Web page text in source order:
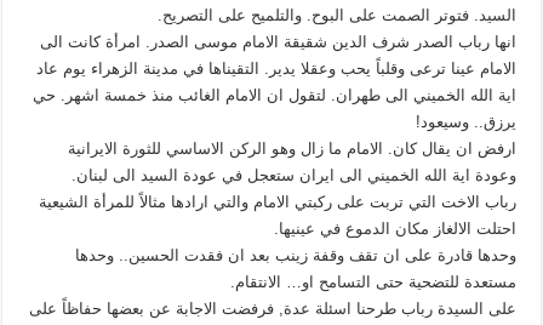
السيد. فتوتر الصمت على البوح. والتلميح على التصريح.
انها رباب الصدر شرف الدين شقيقة الامام موسى الصدر. امرأة كانت الى
الامام عينا ترعى وقلباً يحب وعقلا يدير. التقيناها في مدينة الزهراء يوم عاد
اية الله الخميني الى طهران. لتقول ان الامام الغائب منذ خمسة اشهر. حي
يرزق.. وسيعود!
ارفض ان يقال كان. الامام ما زال وهو الركن الاساسي للثورة الايرانية
وعودة اية الله الخميني الى ايران ستعجل في عودة السيد الى لبنان.
رباب الاخت التي تربت على ركبتي الامام والتي ارادها مثالاً للمرأة الشيعية
احتلت الالغاز مكان الدموع في عينيها.
وحدها قادرة على ان تقف وقفة زينب بعد ان فقدت الحسين.. وحدها
مستعدة للتضحية حتى التسامح او… الانتقام.
على السيدة رباب طرحنا اسئلة عدة, فرفضت الاجابة عن بعضها حفاظاً على